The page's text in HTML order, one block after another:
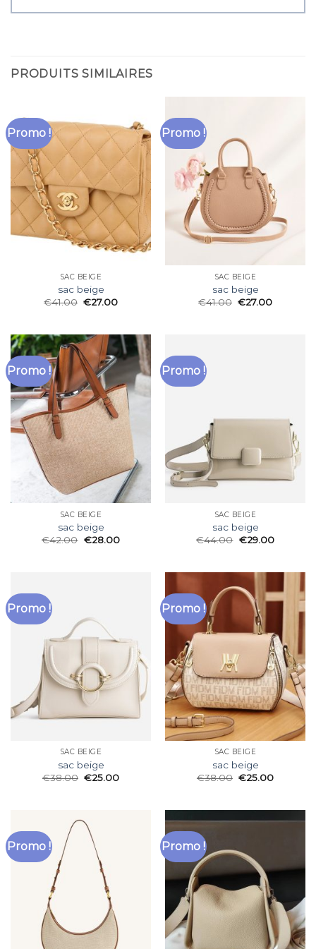
PRODUITS SIMILAIRES
Promo !
SAC BEIGE
sac beige
€41.00 €27.00
Promo !
SAC BEIGE
sac beige
€41.00 €27.00
Promo !
SAC BEIGE
sac beige
€42.00 €28.00
Promo !
SAC BEIGE
sac beige
€44.00 €29.00
Promo !
SAC BEIGE
sac beige
€38.00 €25.00
Promo !
SAC BEIGE
sac beige
€38.00 €25.00
Promo ! Promo !